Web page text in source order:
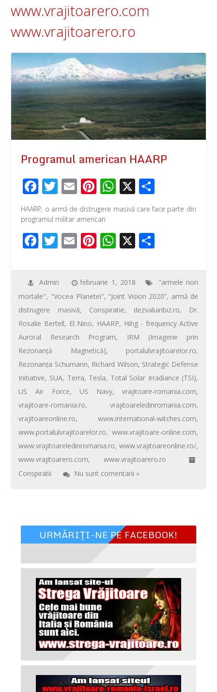
www.vrajitoarero.com
www.vrajitoarero.ro
Programul american HAARP
F
ac
e
b
o
k
T
wi
tt
er
E
m
ail
Pi
er
e
st
W
at
s
A
p
X
ta
HAARP, o armă de distrugere masivă care face parte din
programul militar american
F
e
b
o
o
k
T
tt
er
E
ail
Pi
er
e
st
W
at
s
A
p
p
X
ta
je
az
ă
Admin februarie 1, 2018
"armele non
mortale", "Vocea Planetei",“Joint Vision 2020”, armă de
distrugere masivă, Conspiratie, dezvaluiribiz.ro, Dr.
Rosalie Bertell, El Nino, HAARP, Hihg - frequency Active
Auroral Research Program,
IRM (Imagerie prin
Rezonanţă Magnetică), portalulvrajitoarelor.ro,
Rezonanţa Schumann, Richard Wilson, Strategic Defense
Initiative, SUA, Terra, Tesla, Total Solar Irradiance (TSI),
US Air Force, US Navy,vrajitoare-romania.com,
vrajitoare-romania.ro,vrajitoareledinromania.com,
vrajitoareonline.ro,www.international-witches.com,
www.portalulvrajitoarelor.ro,www.vrajitoare-online.com,
www.vrajitoareledinromania.ro,www.vrajitoareonline.ro/,
www.vrajitoarero.com, www.vrajitoarero.ro
Conspiratii
Nu sunt comentarii »
URMĂRIȚI-NE PE FACEBOOK!